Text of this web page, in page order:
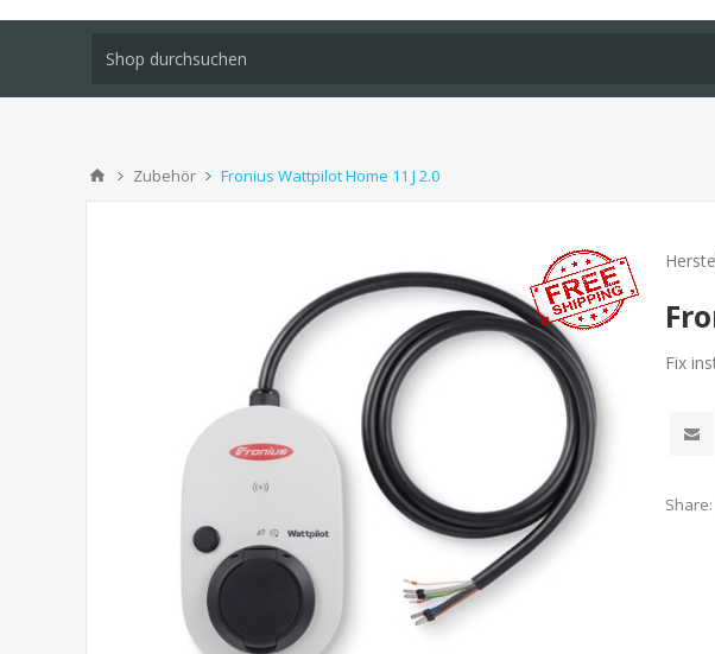
Zubehör Fronius Wattpilot Home 11 J 2.0
Fix
Share: